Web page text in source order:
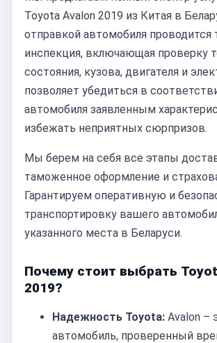
Toyota Avalon 2019 из Китая в
отправкой автомобиля проводится
инспекция, включающая проверку
состояния, кузова, двигателя и
позволяет убедиться в
автомобиля заявленным
избежать неприятных сюрпризов.
Мы берем на себя все этапы
таможенное оформление и
Гарантируем оперативную и
транспортировку вашего
указанного места в Беларуси.
Почему стоит выбрать
2019?
Надежность Toyota: Avalon –
автомобиль, проверенный